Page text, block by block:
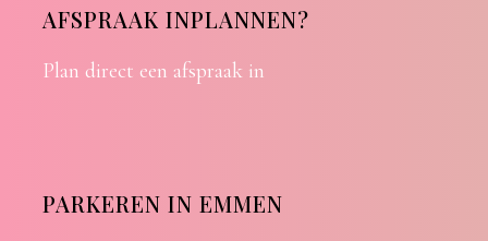
AFSPRAAK INPLANNEN?
Plan direct een afspraak in
PARKEREN IN EMMEN